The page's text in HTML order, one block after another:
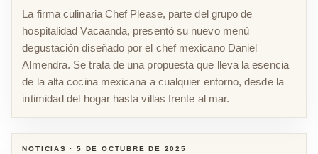
La firma culinaria Chef Please, parte del grupo de
hospitalidad Vacaanda, presentó su nuevo menú
degustación diseñado por el chef mexicano Daniel
Almendra. Se trata de una propuesta que lleva la esencia
de la alta cocina mexicana a cualquier entorno, desde la
intimidad del hogar hasta villas frente al mar.
NOTICIAS ·5 DE OCTUBRE DE 2025